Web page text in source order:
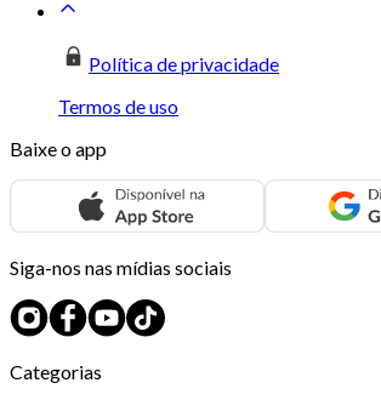
Política de privacidade
Termos de uso
Baixe o app
Siga-nos nas mídias sociais
Categorias